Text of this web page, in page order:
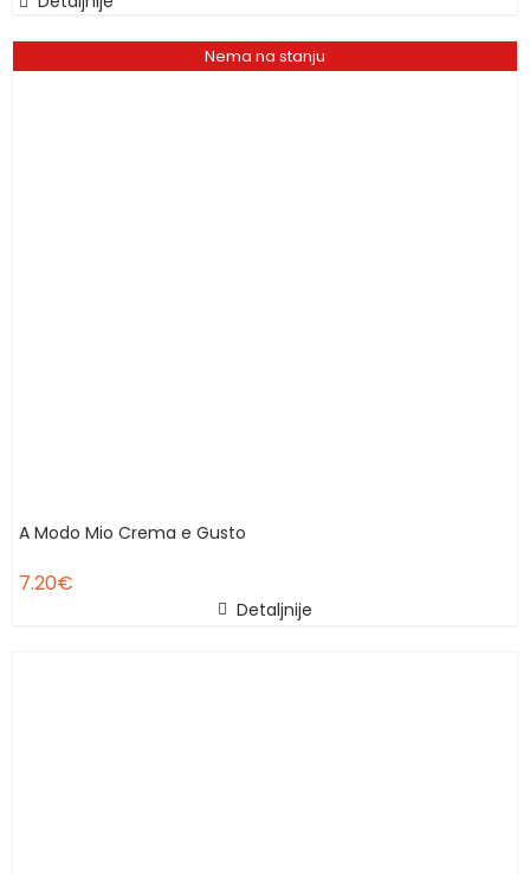
Nema na stanju
A Modo Mio Crema e Gusto
7.20€
Detaljnije